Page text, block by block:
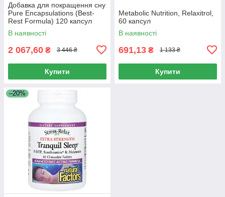
Добавка для покращення сну
Pure Encapsulations (Best-
Rest Formula) 120 капсул
В наявності
2 067,60 ₴ 3 446 ₴
Купити
Metabolic Nutrition, Relaxitrol,
60 капсул
В наявності
691,13 ₴ 1 133 ₴
Купити
–20%